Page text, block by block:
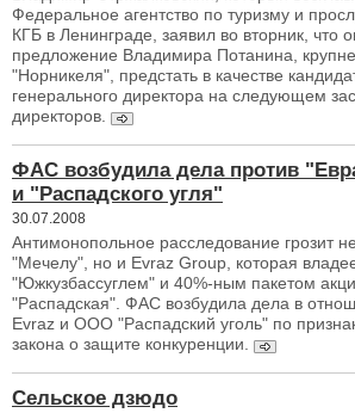
Федеральное агентство по туризму и
КГБ в Ленинграде, заявил во вторник, что
предложение Владимира Потанина,
"Норникеля", предстать в качестве
генерального директора на следующем
директоров.
ФАС возбудила дела против
и "Распадского угля"
30.07.2008
Антимонопольное расследование грозит
"Мечелу", но и Evraz Group, которая
"Южкузбассуглем" и 40%-ным пакетом
"Распадская". ФАС возбудила дела в
Evraz и ООО "Распадский уголь" по
закона о защите конкуренции.
Сельское дзюдо